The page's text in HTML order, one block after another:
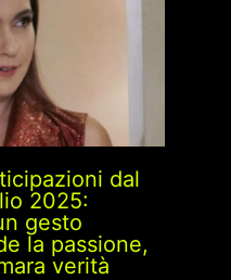
dal
2025:
gesto
la passione,
verità